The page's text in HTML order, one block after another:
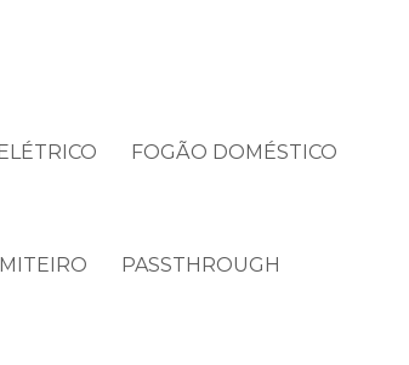
FOGÃO DOMÉSTICO
PASSTHROUGH